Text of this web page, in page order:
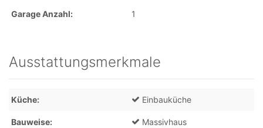
Garage Anzahl 1
Ausstattungsmerkmale
Küche Einbauküche
Bauweise Massivhaus